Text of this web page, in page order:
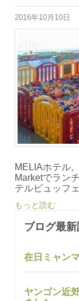
2016年10月10日
MELIAホテル
Marketでラン
テルビュッフ
もっと読む
ブログ最
在日ミャン
ヤンゴン近